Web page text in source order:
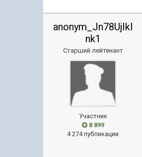
anonym_Jn78UjIkI
nk1
Старший лейтенант
Участник
8 899
4 274 публикации